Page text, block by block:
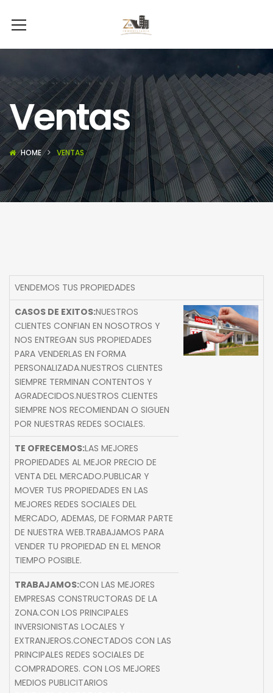
Ventas
HOME VENTAS
VENDEMOS TUS PROPIEDADES
CASOS DE EXITOS:NUESTROS
CLIENTES CONFIAN EN NOSOTROS Y
NOS ENTREGAN SUS PROPIEDADES
PARA VENDERLAS EN FORMA
PERSONALIZADA.NUESTROS CLIENTES
SIEMPRE TERMINAN CONTENTOS Y
AGRADECIDOS.NUESTROS CLIENTES
SIEMPRE NOS RECOMIENDAN O SIGUEN
POR NUESTRAS REDES SOCIALES.
TE OFRECEMOS:LAS MEJORES
PROPIEDADES AL MEJOR PRECIO DE
VENTA DEL MERCADO.PUBLICAR Y
MOVER TUS PROPIEDADES EN LAS
MEJORES REDES SOCIALES DEL
MERCADO, ADEMAS, DE FORMAR PARTE
DE NUESTRA WEB.TRABAJAMOS PARA
VENDER TU PROPIEDAD EN EL MENOR
TIEMPO POSIBLE.
TRABAJAMOS:CON LAS MEJORES
EMPRESAS CONSTRUCTORAS DE LA
ZONA.CON LOS PRINCIPALES
INVERSIONISTAS LOCALES Y
EXTRANJEROS.CONECTADOS CON LAS
PRINCIPALES REDES SOCIALES DE
COMPRADORES. CON LOS MEJORES
MEDIOS PUBLICITARIOS